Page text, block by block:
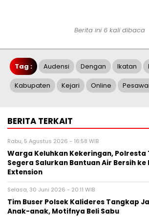
Berita ini 6 kali dibaca
Tag : Audensi Dengan Ikatan
Kabupaten Kejari Online
BERITA TERKAIT
Rabu, 5 Agustus 2026 - 16:58 WIB
Warga Keluhkan Kekeringan, Polresta
Segera Salurkan Bantuan Air Bersih ke
Extension
Selasa, 30 Juni 2026 - 20:11 WIB
Tim Buser Polsek Kalideres Tangkap
Anak-anak, Motifnya Beli Sabu